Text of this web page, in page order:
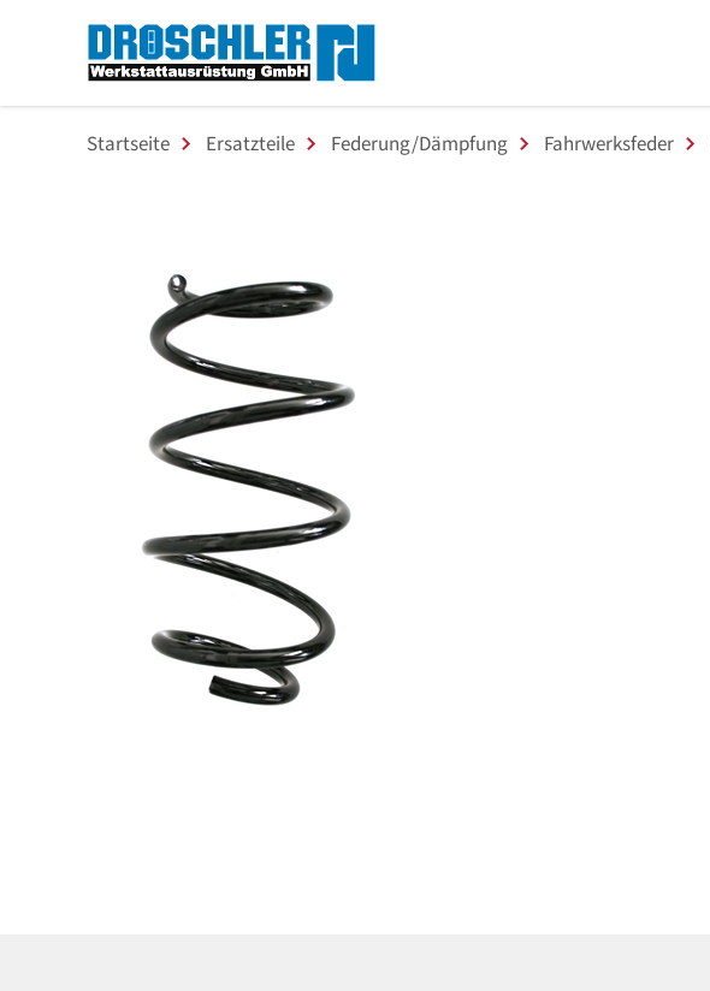
Startseite Ersatzteile Federung/Dämpfung Fahrwerksfeder